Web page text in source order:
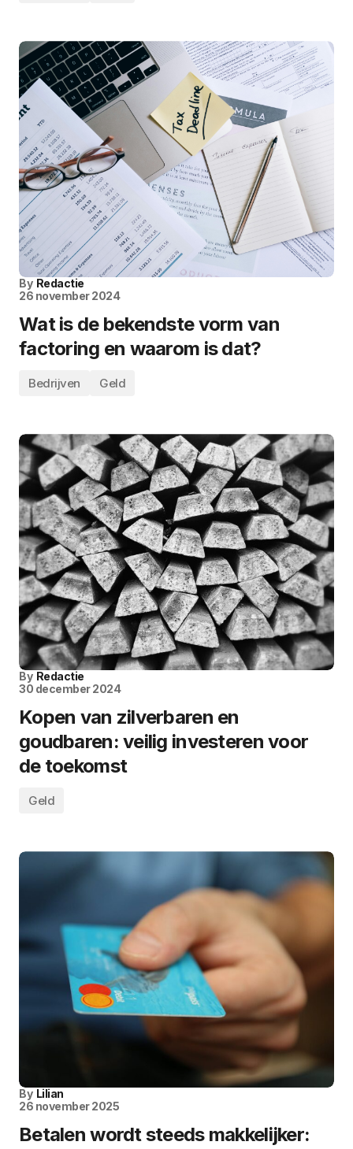
By Redactie
26 november 2024
Wat is de bekendste vorm van
factoring en waarom is dat?
Bedrijven Geld
By Redactie
30 december 2024
Kopen van zilverbaren en
goudbaren: veilig investeren voor
de toekomst
Geld
By Lilian
26 november 2025
Betalen wordt steeds makkelijker: